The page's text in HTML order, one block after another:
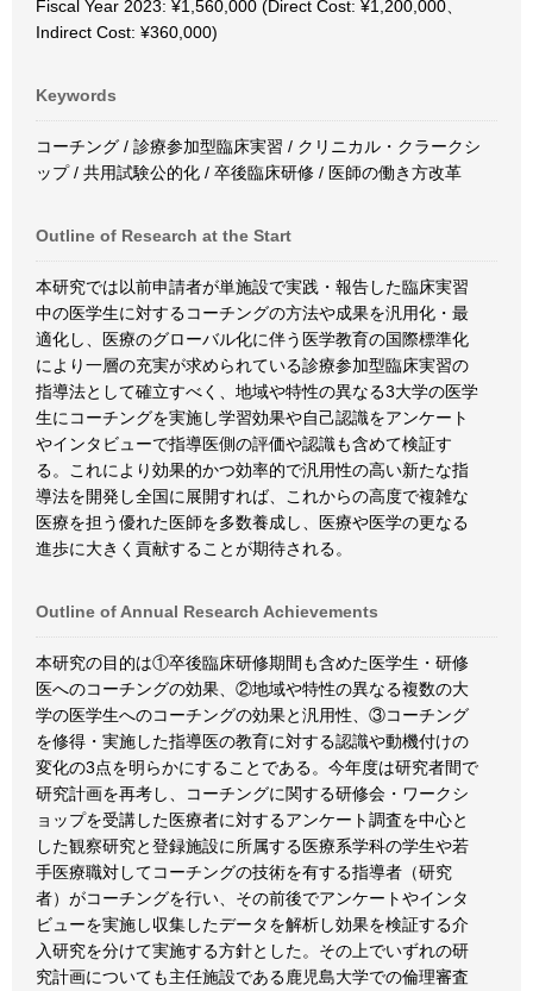
Fiscal Year 2023: ¥1,560,000 (Direct Cost: ¥1,200,000、
Indirect Cost: ¥360,000)
Keywords
コーチング / 診療参加型臨床実習 / クリニカル・クラークシ
ップ / 共用試験公的化 / 卒後臨床研修 / 医師の働き方改革
Outline of Research at the Start
本研究では以前申請者が単施設で実践・報告した臨床実習
中の医学生に対するコーチングの方法や成果を汎用化・最
適化し、医療のグローバル化に伴う医学教育の国際標準化
により一層の充実が求められている診療参加型臨床実習の
指導法として確立すべく、地域や特性の異なる3大学の医学
生にコーチングを実施し学習効果や自己認識をアンケート
やインタビューで指導医側の評価や認識も含めて検証す
る。これにより効果的かつ効率的で汎用性の高い新たな指
導法を開発し全国に展開すれば、これからの高度で複雑な
医療を担う優れた医師を多数養成し、医療や医学の更なる
進歩に大きく貢献することが期待される。
Outline of Annual Research Achievements
本研究の目的は①卒後臨床研修期間も含めた医学生・研修
医へのコーチングの効果、②地域や特性の異なる複数の大
学の医学生へのコーチングの効果と汎用性、③コーチング
を修得・実施した指導医の教育に対する認識や動機付けの
変化の3点を明らかにすることである。今年度は研究者間で
研究計画を再考し、コーチングに関する研修会・ワークシ
ョップを受講した医療者に対するアンケート調査を中心と
した観察研究と登録施設に所属する医療系学科の学生や若
手医療職対してコーチングの技術を有する指導者（研究
者）がコーチングを行い、その前後でアンケートやインタ
ビューを実施し収集したデータを解析し効果を検証する介
入研究を分けて実施する方針とした。その上でいずれの研
究計画についても主任施設である鹿児島大学での倫理審査